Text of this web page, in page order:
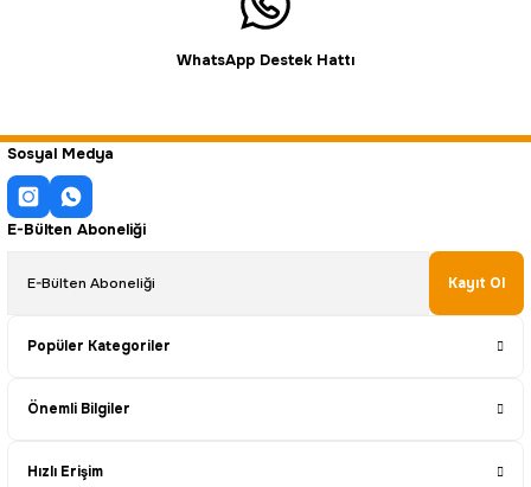
WhatsApp Destek Hattı
Sosyal Medya
E-Bülten Aboneliği
Kayıt Ol
Popüler Kategoriler
Önemli Bilgiler
Hızlı Erişim